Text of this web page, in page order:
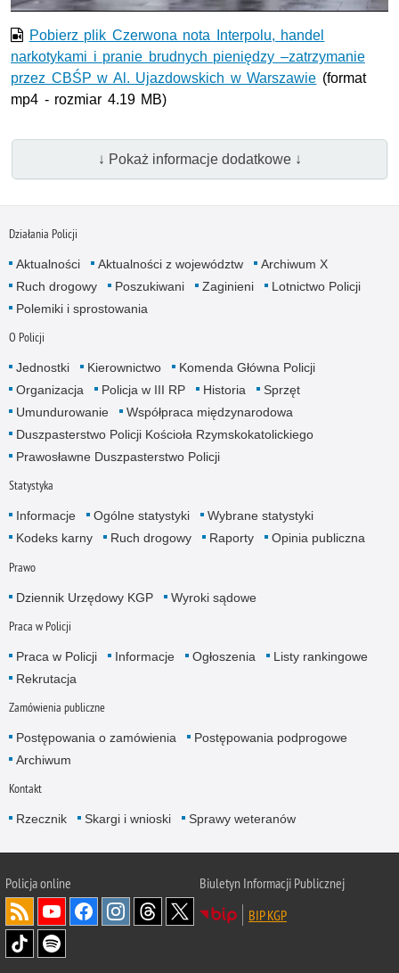
Pobierz plik Czerwona nota Interpolu, handel
narkotykami i pranie brudnych pieniędzy –zatrzymanie
przez CBŚP w Al. Ujazdowskich w Warszawie (format
mp4 - rozmiar 4.19 MB)
↓ Pokaż informacje dodatkowe ↓
Działania Policji
Aktualności Aktualności z województw
Archiwum X
Ruch drogowy
Poszukiwani Zaginieni
Lotnictwo Policji
Polemiki i sprostowania
O Policji
Jednostki Kierownictwo
Komenda Główna Policji
Organizacja
Policja w III RP Historia
Sprzęt
Umundurowanie
Współpraca międzynarodowa
Duszpasterstwo Policji Kościoła Rzymskokatolickiego
Prawosławne Duszpasterstwo Policji
Statystyka
Informacje Ogólne statystyki
Wybrane statystyki
Kodeks karny
Ruch drogowy Raporty Opinia publiczna
Prawo
Dziennik Urzędowy KGP Wyroki sądowe
Praca w Policji
Praca w Policji Informacje Ogłoszenia
Listy rankingowe
Rekrutacja
Zamówienia publiczne
Postępowania o zamówienia
Postępowania podprogowe
Archiwum
Kontakt
Rzecznik Skargi i wnioski Sprawy weteranów
Policjaonline
Biuletyn Informacji Publicznej
BIP KGP